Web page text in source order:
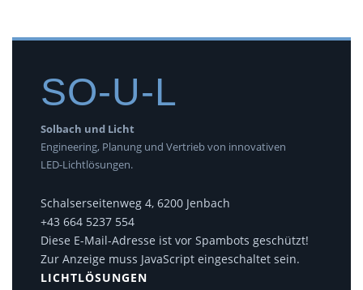
SO-U-L
Solbach und Licht
Engineering, Planung und Vertrieb von innovativen
LED-Lichtlösungen.
Schalserseitenweg 4, 6200 Jenbach
+43 664 5237 554
Diese E-Mail-Adresse ist vor Spambots geschützt!
Zur Anzeige muss JavaScript eingeschaltet sein.
LICHTLÖSUNGEN